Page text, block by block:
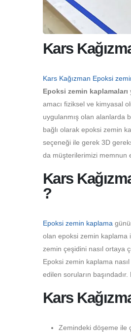
Kars
Kars Kağızman Epoksi
Epoksi zemin kaplamaları
amacı fiziksel ve kimyasal
uygulanmış olan alanlarda
bağlı olarak epoksi zemin
seçeneği ile gerek 3D
da müşterilerimizi memnun
Kars
?
Epoksi zemin kaplama
olan epoksi zemin kaplama
zemin çeşidini nasıl ortaya
Epoksi zemin kaplama
edilen soruların
Kars
Zemindeki döşeme ile